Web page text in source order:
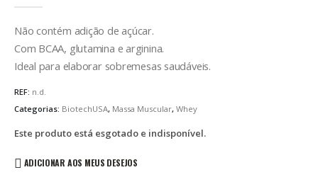
Não contém adição de açúcar.
Com BCAA, glutamina e arginina.
Ideal para elaborar sobremesas saudáveis.
REF: n.d.
Categorias: BiotechUSA, Massa Muscular, Whey
Este produto está esgotado e indisponível.
ADICIONAR AOS MEUS DESEJOS